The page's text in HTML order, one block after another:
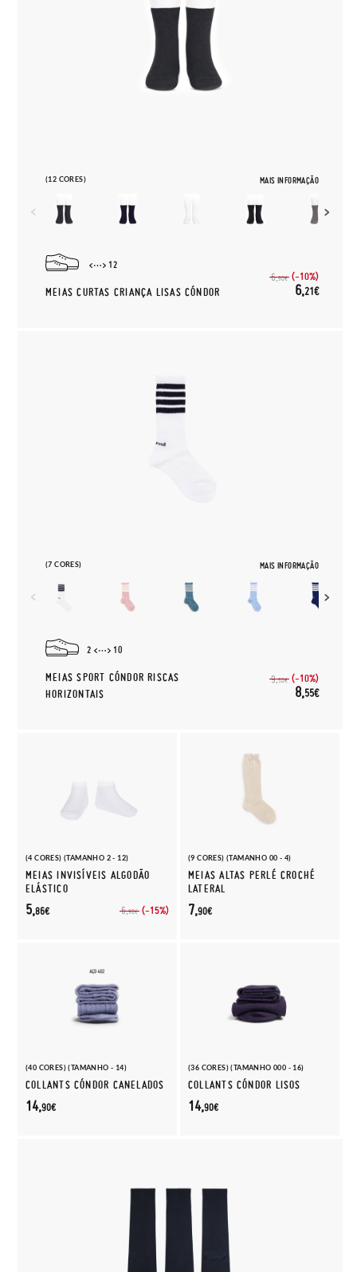
(12 CORES) MAIS INFORMAÇÃO
12
MEIAS CURTAS CRIANÇA LISAS CÓNDOR
6,90€ (-10%)
6,21€
(7 CORES) MAIS INFORMAÇÃO
2 10
MEIAS SPORT CÓNDOR RISCAS
HORIZONTAIS
9,50€ (-10%)
8,55€
(4 CORES) (TAMANHO 2 - 12)
MEIAS INVISÍVEIS ALGODÃO
ELÁSTICO
6,90€ (-15%)
5,86€
(9 CORES) (TAMANHO 00 - 4)
MEIAS ALTAS PERLÉ CROCHÉ
LATERAL
7,90€
(40 CORES) (TAMANHO - 14)
COLLANTS CÓNDOR CANELADOS
14,90€
(36 CORES) (TAMANHO 000 - 16)
COLLANTS CÓNDOR LISOS
14,90€